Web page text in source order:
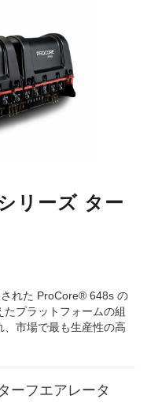
リーズ ター
れた ProCore® 648s の
プラットフォームの組
市場で最も生産性の高
ーフエアレータ